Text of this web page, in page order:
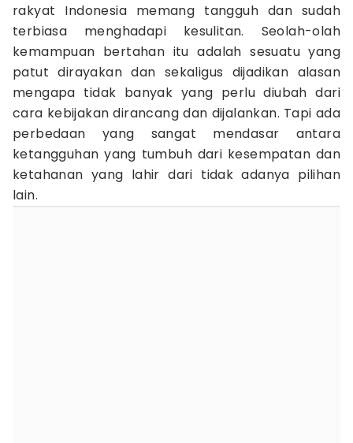
rakyat Indonesia memang tangguh dan sudah
terbiasa menghadapi kesulitan. Seolah-olah
kemampuan bertahan itu adalah sesuatu yang
patut dirayakan dan sekaligus dijadikan alasan
mengapa tidak banyak yang perlu diubah dari
cara kebijakan dirancang dan dijalankan. Tapi ada
perbedaan yang sangat mendasar antara
ketangguhan yang tumbuh dari kesempatan dan
ketahanan yang lahir dari tidak adanya pilihan
lain.